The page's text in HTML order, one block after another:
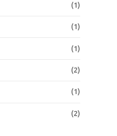
(1)
(1)
(1)
(2)
(1)
(2)